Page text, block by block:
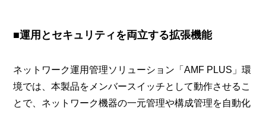
■運用とセキュリティを両立する拡張機能
ネットワーク運用管理ソリューション「AMF PLUS」環
境では、本製品をメンバースイッチとして動作させるこ
とで、ネットワーク機器の一元管理や構成管理を自動化